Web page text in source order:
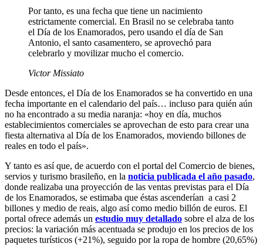
Por tanto, es una fecha que tiene un nacimiento
estrictamente comercial. En Brasil no se celebraba tanto
el Día de los Enamorados, pero usando el día de San
Antonio, el santo casamentero, se aprovechó para
celebrarlo y movilizar mucho el comercio.
Victor Missiato
Desde entonces, el Día de los Enamorados se ha convertido en una
fecha importante en el calendario del país… incluso para quién aún
no ha encontrado a su media naranja: «hoy en día, muchos
establecimientos comerciales se aprovechan de esto para crear una
fiesta alternativa al Día de los Enamorados, moviendo billones de
reales en todo el país».
Y tanto es así que, de acuerdo con el portal del Comercio de bienes,
servios y turismo brasileño, en la noticia publicada el año pasado,
donde realizaba una proyección de las ventas previstas para el Día
de los Enamorados, se estimaba que éstas ascenderían a casi 2
billones y medio de reais, algo así como medio billón de euros. El
portal ofrece además un estudio muy detallado sobre el alza de los
precios: la variación más acentuada se produjo en los precios de los
paquetes turísticos (+21%), seguido por la ropa de hombre (20,65%)